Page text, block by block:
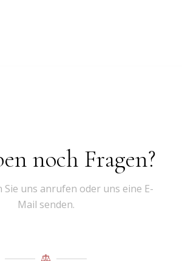
noch Fragen?
Sie uns anrufen oder uns eine E-
Mail senden.